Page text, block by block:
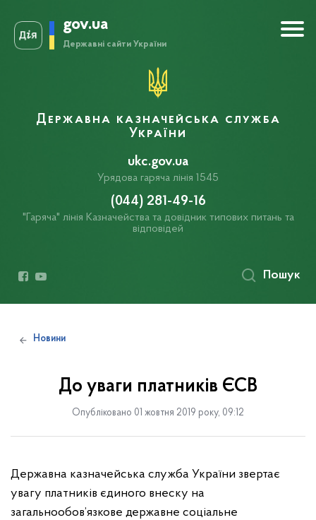
gov.ua
Державні сайти України
ukc.gov.ua
Урядова гаряча лінія 1545
Державна казначейська служба
України
(044) 281-49-16
"Гаряча" лінія Казначейства та довідник типових питань та
відповідей
Пошук
Новини
До уваги платників ЄСВ
Опубліковано 01 жовтня 2019 року, 09:12
Державна казначейська служба України звертає
увагу платників єдиного внеску на
загальнообов’язкове державне соціальне